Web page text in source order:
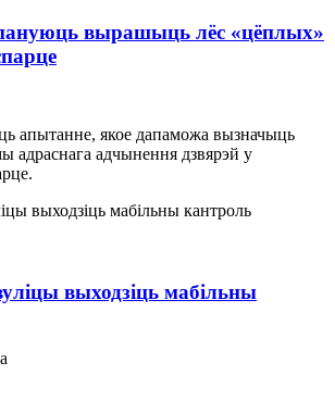
вырашыць лёс «цёплых»
апытанне, якое дапаможа вызначыць
адраснага адчынення дзвярэй у
выходзіць мабільны